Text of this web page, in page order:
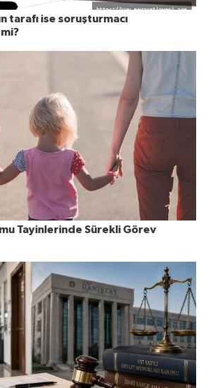
tarafı ise soruşturmacı
Tayinlerinde Sürekli Görev